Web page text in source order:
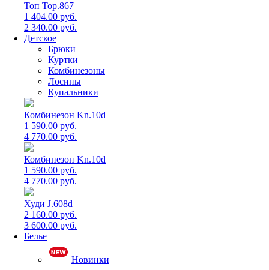
Топ Top.867
1 404.00 руб.
2 340.00 руб.
Детское
Брюки
Куртки
Комбинезоны
Лосины
Купальники
Комбинезон Kn.10d
1 590.00 руб.
4 770.00 руб.
Комбинезон Kn.10d
1 590.00 руб.
4 770.00 руб.
Худи J.608d
2 160.00 руб.
3 600.00 руб.
Белье
Новинки